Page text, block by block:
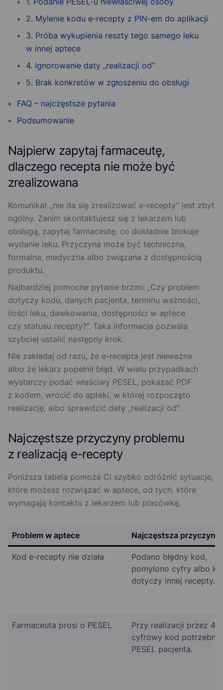
2. Mylenie kodu e-recepty z PIN-em do aplikacji
3. Próba wykupienia reszty tego samego leku
w innej aptece
4. Ignorowanie daty „realizacji od”
5. Brak konkretów w zgłoszeniu do obsługi
FAQ – najczęstsze pytania
Podsumowanie
Najpierw zapytaj farmaceutę,
dlaczego recepta nie może być
zrealizowana
Komunikat „nie da się zrealizować e-recepty” jest zbyt
ogólny. Zanim skontaktujesz się z lekarzem lub
obsługą, zapytaj farmaceutę, co dokładnie blokuje
wydanie leku. Przyczyna może być techniczna,
formalna, medyczna albo związana z dostępnością
produktu.
Najbardziej pomocne pytanie brzmi: „Czy problem
dotyczy kodu, danych pacjenta, terminu ważności,
ilości leku, dawkowania, dostępności w aptece
czy statusu recepty?”. Taka informacja pozwala
szybciej ustalić następny krok.
Nie zakładaj od razu, że e-recepta jest nieważna
albo że lekarz popełnił błąd. W wielu przypadkach
wystarczy podać właściwy PESEL, pokazać PDF
z kodem, wrócić do apteki, w której rozpoczęto
realizację, albo sprawdzić datę „realizacji od”.
Najczęstsze przyczyny problemu
z realizacją e-recepty
Poniższa tabela pomoże Ci szybko odróżnić sytuacje,
które możesz rozwiązać w aptece, od tych, które
wymagają kontaktu z lekarzem lub placówką.
Problem w aptece Najczęstsza przyczyna
Kod e-recepty nie działa
Podano błędny kod,
pomylono cyfry albo
dotyczy innej recepty.
Farmaceuta prosi o PESEL
Przy realizacji przez 4-
cyfrowy kod potrzebny
PESEL pacjenta.